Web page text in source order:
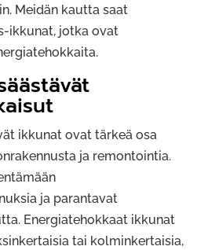
Meidän kautta saat
ikkunat, jotka ovat
ikkunat ovat tärkeä osa
ja remontointia.
ja parantavat
Energiatehokkaat ikkunat
tai kolminkertaisia,